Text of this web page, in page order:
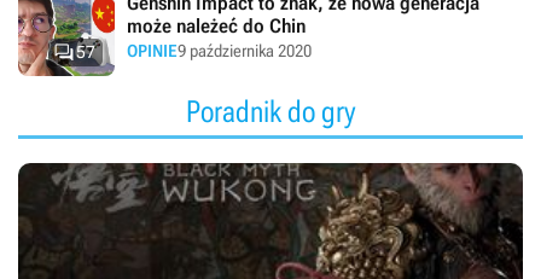
57
może należeć do Chin
OPINIE9 października 2020
Poradnik do gry